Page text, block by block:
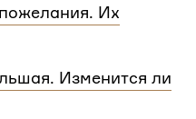
вашейИх
решение,
детали. Вы
Изменится ли